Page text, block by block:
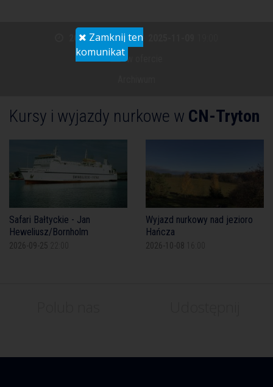
2025-11-07 14:30 -
w ofercie
Kursy i wyjazdy nurkowe w CN-Tryton
Safari Bałtyckie - Jan
Heweliusz/Bornholm
2026-09-25
Wyjazd nurkowy nad jezioro
Hańcza
2026-10-08 16:00
Zamknij ten
komunikat